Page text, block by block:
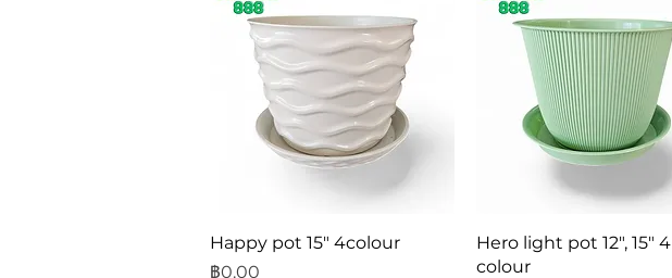
ดูข้อมูลด่วน
Happy pot 15" 4colour
ราคา
฿0.00
ดูข้อมูลด่วน
Hero light pot 12", 15" 4
colour